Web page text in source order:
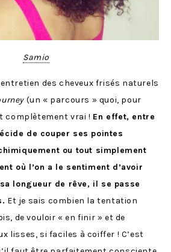
Samio
des cheveux frisés naturels
(un « parcours » quoi, pour
complètement vrai ! En effet, entre
de couper ses pointes
ou tout simplement
où l’on a le sentiment d’avoir
longueur de rêve, il se passe
Et je sais combien la tentation
de vouloir « en finir » et de
lisses, si faciles à coiffer ! C’est